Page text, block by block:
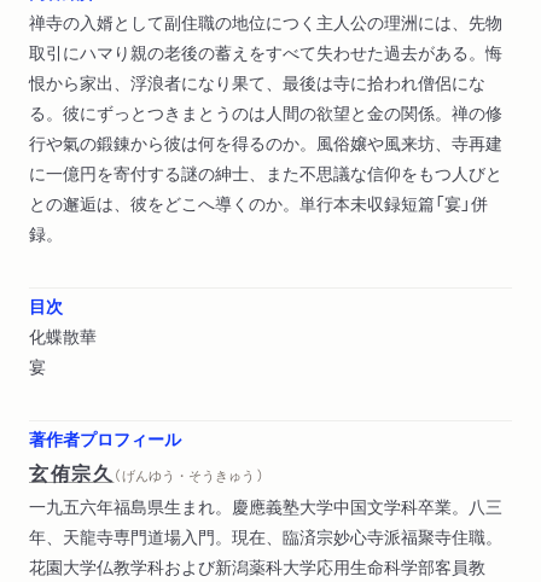
禅寺の入婿として副住職の地位につく主人公の理洲には、先物
取引にハマり親の老後の蓄えをすべて失わせた過去がある。悔
恨から家出、浮浪者になり果て、最後は寺に拾われ僧侶にな
る。彼にずっとつきまとうのは人間の欲望と金の関係。禅の修
行や氣の鍛錬から彼は何を得るのか。風俗嬢や風来坊、寺再建
に一億円を寄付する謎の紳士、また不思議な信仰をもつ人びと
との邂逅は、彼をどこへ導くのか。単行本未収録短篇「宴」併
録。
目次
化蝶散華
宴
著作者プロフィール
玄侑宗久 （ げんゆう・そうきゅう ）
一九五六年福島県生まれ。慶應義塾大学中国文学科卒業。八三
年、天龍寺専門道場入門。現在、臨済宗妙心寺派福聚寺住職。
花園大学仏教学科および新潟薬科大学応用生命科学部客員教